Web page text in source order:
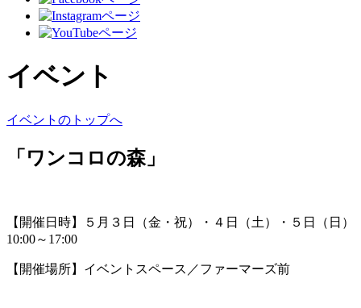
イベント
イベントのトップへ
「ワンコロの森」
【開催日時】５月３日（金・祝）・４日（土）・５日（日）
10:00～17:00
【開催場所】イベントスペース／ファーマーズ前